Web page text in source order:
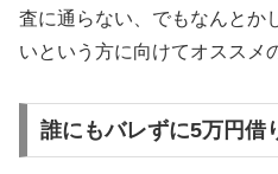
査に通らない、でもなんとか
いという方に向けてオススメ
誰にもバレずに5万円借